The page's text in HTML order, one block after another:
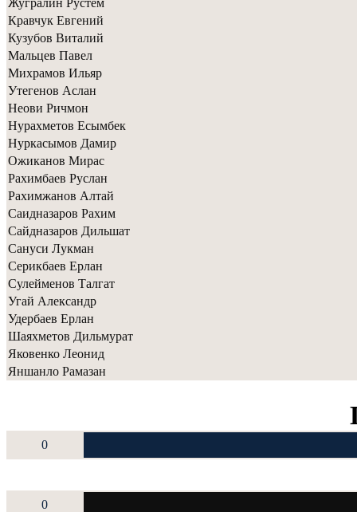
Жугралин Рустем
Кравчук Евгений
Кузубов Виталий
Мальцев Павел
Михрамов Ильяр
Утегенов Аслан
Неови Ричмон
Нурахметов Есымбек
Нуркасымов Дамир
Ожиканов Мирас
Рахимбаев Руслан
Рахимжанов Алтай
Саидназаров Рахим
Сайдназаров Дильшат
Сануси Лукман
Серикбаев Ерлан
Сулейменов Талгат
Угай Александр
Удербаев Ерлан
Шаяхметов Дильмурат
Яковенко Леонид
Яншанло Рамазан
0
0